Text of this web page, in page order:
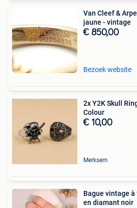
Van Cleef &
jaune - vintage
€ 850,00
Bezoek website
2x Y2K Skull
Colour
€ 10,00
Merksem
Bague vintage
en diamant noir